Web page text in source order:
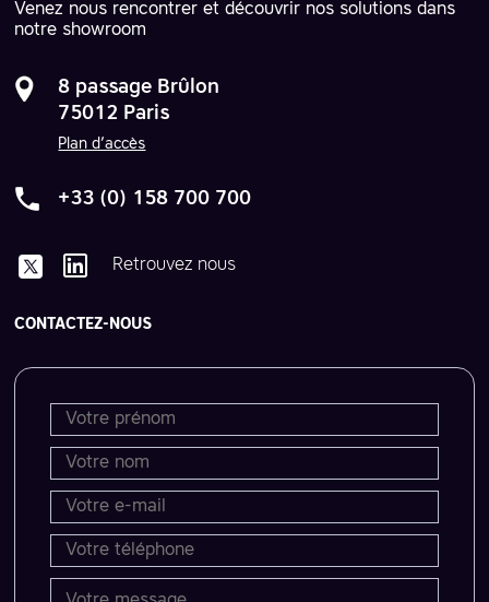
Venez nous rencontrer et découvrir nos solutions dans
notre showroom
8 passage Brûlon
75012 Paris
Plan d’accès
+33 (0) 158 700 700
Retrouvez nous
CONTACTEZ-NOUS